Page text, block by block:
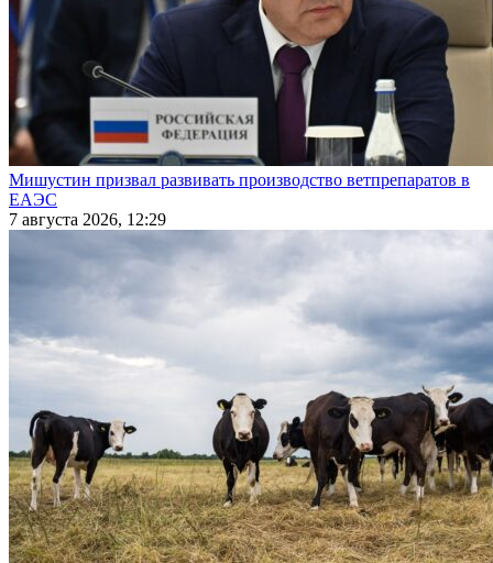
Мишустин призвал развивать производство ветпрепаратов в
ЕАЭС
7 августа 2026, 12:29